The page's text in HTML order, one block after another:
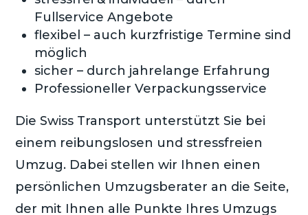
Fullservice Angebote
flexibel – auch kurzfristige Termine sind
möglich
sicher – durch jahrelange Erfahrung
Professioneller Verpackungsservice
Die Swiss Transport unterstützt Sie bei
einem reibungslosen und stressfreien
Umzug. Dabei stellen wir Ihnen einen
persönlichen Umzugsberater an die Seite,
der mit Ihnen alle Punkte Ihres Umzugs